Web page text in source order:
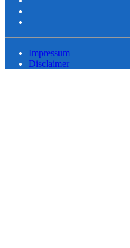
Impressum
Disclaimer